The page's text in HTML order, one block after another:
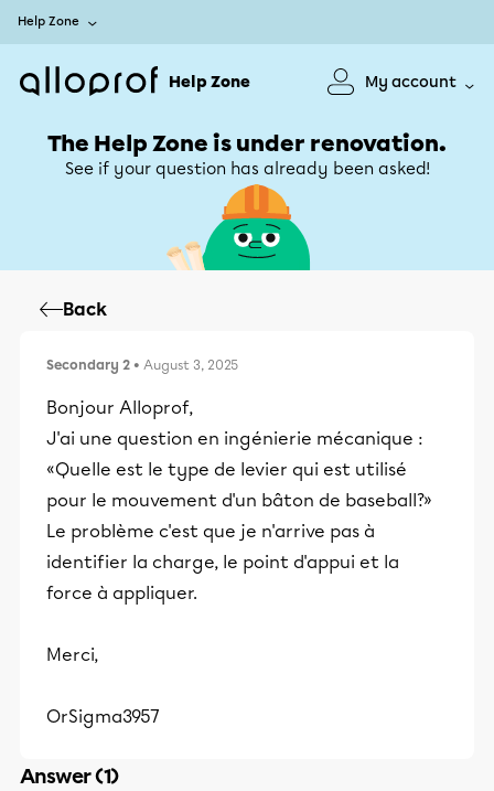
Help Zone
Help Zone My account
The Help Zone is under renovation.
See if your question has already been asked!
Back
Secondary 2 • August 3, 2025
Bonjour Alloprof,
J'ai une question en ingénierie mécanique :
«Quelle est le type de levier qui est utilisé
pour le mouvement d'un bâton de baseball?»
Le problème c'est que je n'arrive pas à
identifier la charge, le point d'appui et la
force à appliquer.
Merci,
OrSigma3957
Answer (1)